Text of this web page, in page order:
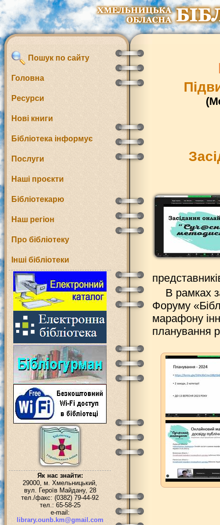
Пошук по сайту
Головна
Ресурси
Нові книги
Бібліотека інформує
Послуги
Наші проєкти
Бібліотекарю
Наш регіон
Про бібліотеку
Інші бібліотеки
Як нас знайти:
29000, м. Хмельницький,
вул. Героїв Майдану, 28
тел./факс: (0382) 79-44-92
тел.: 65-58-25
e-mail:
library.ounb.km@gmail.com
В рамках
Форуму
марафону
планування